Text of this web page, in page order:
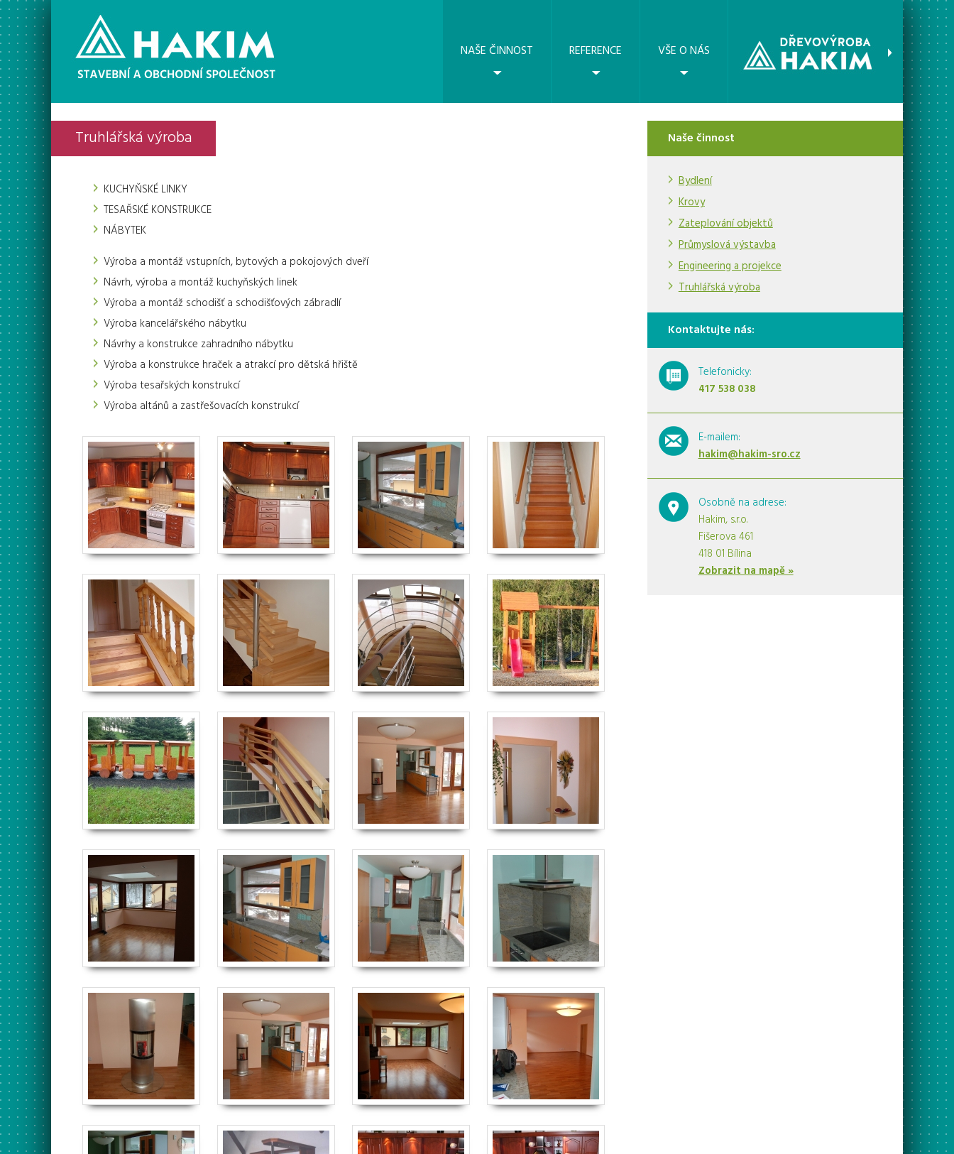
VŠE O NÁS
REFERENCE
NAŠE ČINNOST
Truhlářská výroba
KUCHYŇSKÉ LINKY
TESAŘSKÉ KONSTRUKCE
NÁBYTEK
Výroba a montáž vstupních, bytových a pokojových dveří
Návrh, výroba a montáž kuchyňských linek
Výroba a montáž schodišť a schodišťových zábradlí
Výroba kancelářského nábytku
Návrhy a konstrukce zahradního nábytku
Výroba a konstrukce hraček a atrakcí pro dětská hřiště
Výroba tesařských konstrukcí
Výroba altánů a zastřešovacích konstrukcí
Naše činnost
Bydlení
Krovy
Zateplování objektů
Průmyslová výstavba
Engineering a projekce
Truhlářská výroba
Kontaktujte nás:
Telefonicky:
417 538 038
E-mailem:
hakim@hakim-sro.cz
Osobně na adrese:
Hakim, s.r.o.
Fišerova 461
418 01 Bílina
Zobrazit na mapě »